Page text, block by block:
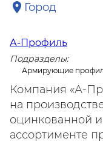
Город
А-Профиль
Подразделы:
Армирующие
Компания «А-
на
оцинкованной
ассортименте